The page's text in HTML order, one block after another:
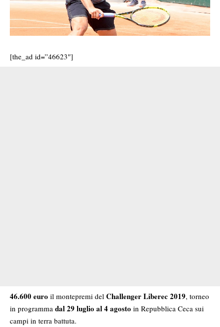
[the_ad id=”46623″]
46.600 euro il montepremi del Challenger Liberec 2019, torneo
in programma dal 29 luglio al 4 agosto in Repubblica Ceca sui
campi in terra battuta.